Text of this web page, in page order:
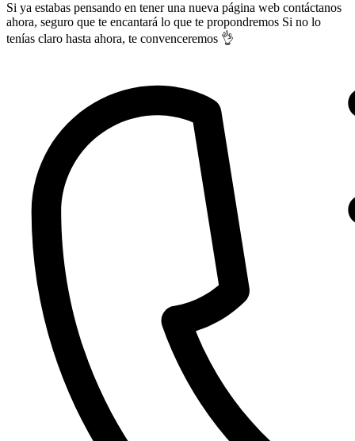
Si ya estabas pensando en tener una nueva página web contáctanos
ahora, seguro que te encantará lo que te propondremos Si no lo
tenías claro hasta ahora, te convenceremos 👌